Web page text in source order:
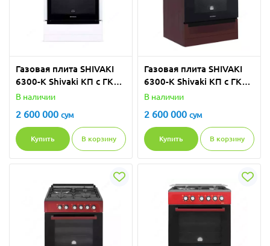
Газовая плитa SHIVAKI
6300-K Shivaki КП с ГК
Белый
В наличии
2 600 000 сум
Купить В корзину
Газовая плитa SHIVAKI
6300-K Shivaki КП с ГК
BR/GR
В наличии
2 600 000 сум
Купить В корзину